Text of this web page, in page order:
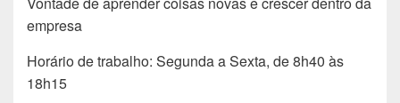
empresa
Horário de trabalho: Segunda a Sexta, de 8h40 às
18h15